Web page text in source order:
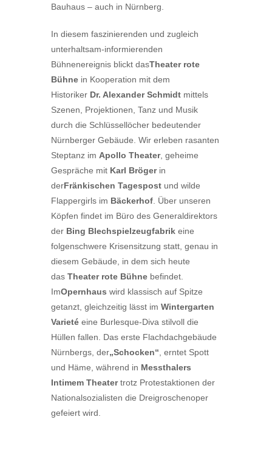
Bauhaus – auch in Nürnberg.
In diesem faszinierenden und zugleich
unterhaltsam-informierenden
Bühnenereignis blickt dasTheater rote
Bühne in Kooperation mit dem
Historiker Dr. Alexander Schmidt mittels
Szenen, Projektionen, Tanz und Musik
durch die Schlüssellöcher bedeutender
Nürnberger Gebäude. Wir erleben rasanten
Steptanz im Apollo Theater, geheime
Gespräche mit Karl Brögerin
derFränkischen Tagespost und wilde
Flappergirls im Bäckerhof. Über unseren
Köpfen findet im Büro des Generaldirektors
der Bing Blechspielzeugfabrik eine
folgenschwere Krisensitzung statt, genau in
diesem Gebäude, in dem sich heute
das Theater rote Bühne befindet.
ImOpernhaus wird klassisch auf Spitze
getanzt, gleichzeitig lässt im Wintergarten
Varieté eine Burlesque-Diva stilvoll die
Hüllen fallen. Das erste Flachdachgebäude
Nürnbergs, der„Schocken“, erntet Spott
und Häme, während in Messthalers
Intimem Theatertrotz Protestaktionen der
Nationalsozialisten die Dreigroschenoper
gefeiert wird.